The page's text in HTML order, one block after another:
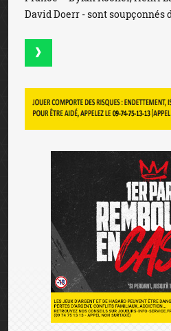
David Doerr - sont soupçonnés